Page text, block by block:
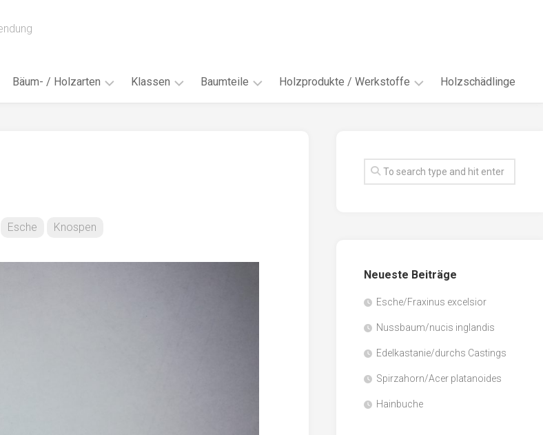
Bäum- / Holzarten
Eibe
Klassen
18AH
Baumteile Holzprodukte / Werkstoffe
Faserwerkstoffe
Sägenebenprodukte
Holzschädlinge
Esche Knospen
Neueste Beiträge
Esche/Fraxinus excelsior
Nussbaum/nucis inglandis
Edelkastanie/durchs Castings
Spirzahorn/Acer platanoides
Hainbuche